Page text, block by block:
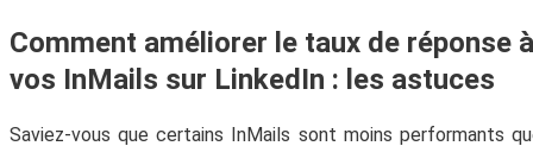
Comment améliorer le taux de réponse à
vos InMails sur LinkedIn : les astuces
Saviez-vous que certains InMails sont moins performants